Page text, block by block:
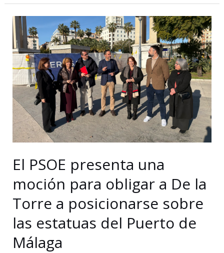
exige
a
Juanma
Moreno
que
cumpla
su
promesa
electoral
de
el
Hospital
Mijas-
Fuengirola
El PSOE presenta una
moción para obligar a De la
Torre a posicionarse sobre
las estatuas del Puerto de
Málaga